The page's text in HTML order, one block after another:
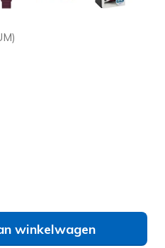
)
winkelwagen